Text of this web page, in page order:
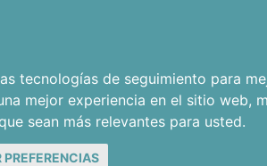
tecnologías de seguimiento para
mejor experiencia en el sitio web,
sean más relevantes para usted.